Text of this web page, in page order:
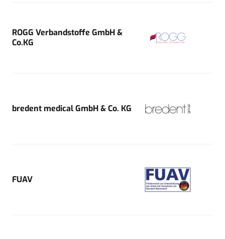
ROGG Verbandstoffe GmbH &
Co.KG
bredent medical GmbH & Co. KG
FUAV